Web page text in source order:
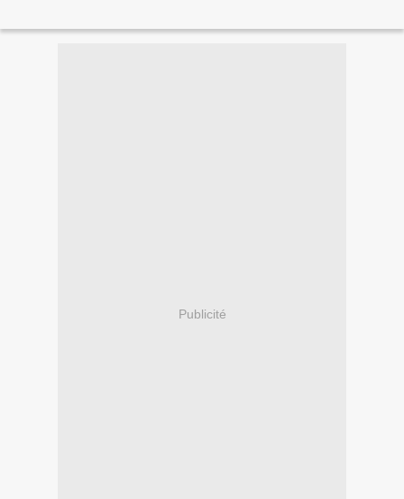
Publicité